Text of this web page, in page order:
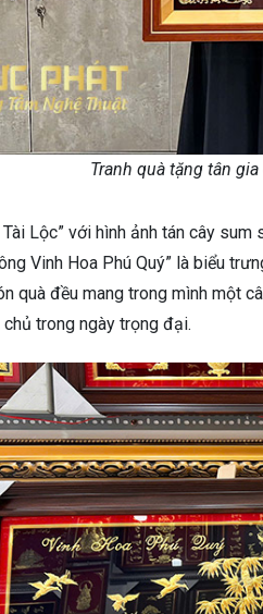
Tranh quà tặng tân
Tài Lộc” với hình ảnh tán cây
Vinh Hoa Phú Quý” là biểu
quà đều mang trong mình một
trong ngày trọng đại.